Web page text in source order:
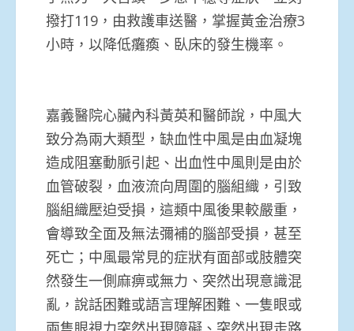
撥打119，由救護車送醫，掌握黃金治療3
小時，以降低癱瘓、臥床的發生機率。
嘉義醫院心臟內科黃英和醫師說，中風大
致分為兩大類型，缺血性中風是由血凝塊
造成阻塞動脈引起、出血性中風則是由於
血管破裂，血液流向周圍的腦組織，引致
腦組織壓迫受損，這類中風後果較嚴重，
會導致全面及無法彌補的腦部受損，甚至
死亡；中風最常見的症狀有面部或肢體突
然發生一側麻痹或無力、突然出現意識混
亂，說話困難或語言理解困難、一隻眼或